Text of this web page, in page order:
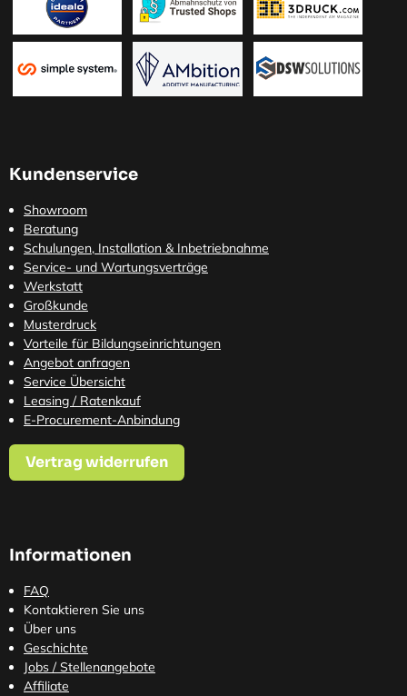
Kundenservice
Showroom
Beratung
Schulungen, Installation & Inbetriebnahme
Service- und Wartungsverträge
Werkstatt
Großkunde
Musterdruck
Vorteile für Bildungseinrichtungen
Angebot anfragen
Service Übersicht
Leasing / Ratenkauf
E-Procurement-Anbindung
Vertrag widerrufen
Informationen
FAQ
Kontaktieren Sie uns
Über uns
Geschichte
Jobs / Stellenangebote
Affiliate